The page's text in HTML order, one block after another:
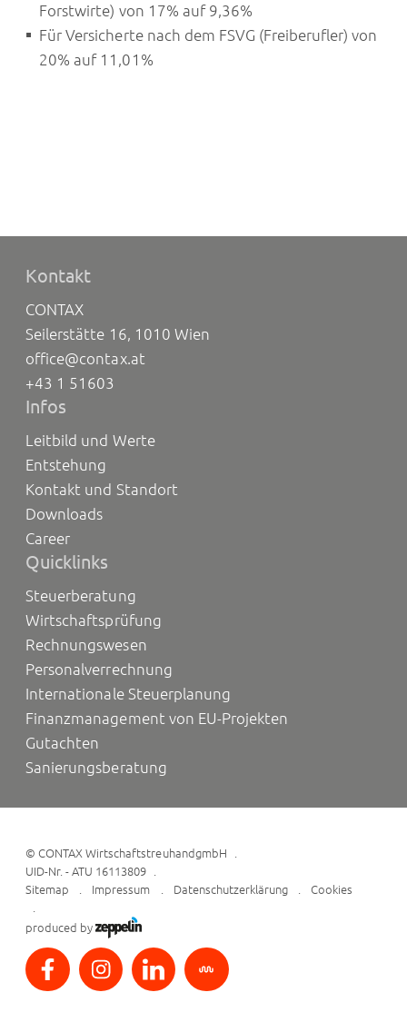
Forstwirte) von 17% auf 9,36%
Für Versicherte nach dem FSVG (Freiberufler) von
20% auf 11,01%
Kontakt
CONTAX
Seilerstätte 16, 1010 Wien
office@contax.at
+43 1 51603
Infos
Leitbild und Werte
Entstehung
Kontakt und Standort
Downloads
Career
Quicklinks
Steuerberatung
Wirtschaftsprüfung
Rechnungswesen
Personalverrechnung
Internationale Steuerplanung
Finanzmanagement von EU-Projekten
Gutachten
Sanierungsberatung
©CONTAX WirtschaftstreuhandgmbH
UID-Nr. - ATU 16113809
Sitemap
Impressum Datenschutzerklärung Cookies
produced by